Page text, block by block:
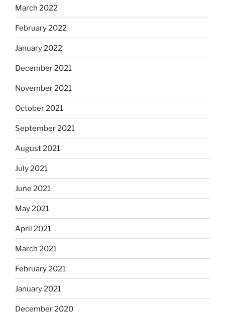
March 2022
February 2022
January 2022
December 2021
November 2021
October 2021
September 2021
August 2021
July 2021
June 2021
May 2021
April 2021
March 2021
February 2021
January 2021
December 2020